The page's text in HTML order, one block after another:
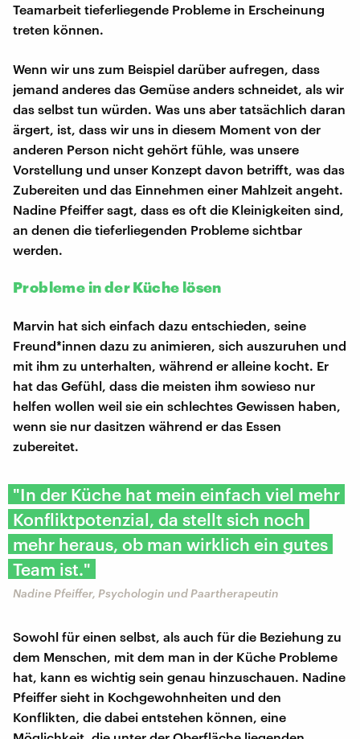
Teamarbeit tieferliegende Probleme in Erscheinung
treten können.
Wenn wir uns zum Beispiel darüber aufregen, dass
jemand anderes das Gemüse anders schneidet, als wir
das selbst tun würden. Was uns aber tatsächlich daran
ärgert, ist, dass wir uns in diesem Moment von der
anderen Person nicht gehört fühle, was unsere
Vorstellung und unser Konzept davon betrifft, was das
Zubereiten und das Einnehmen einer Mahlzeit angeht.
Nadine Pfeiffer sagt, dass es oft die Kleinigkeiten sind,
an denen die tieferliegenden Probleme sichtbar
werden.
Probleme in der Küche lösen
Marvin hat sich einfach dazu entschieden, seine
Freund*innen dazu zu animieren, sich auszuruhen und
mit ihm zu unterhalten, während er alleine kocht. Er
hat das Gefühl, dass die meisten ihm sowieso nur
helfen wollen weil sie ein schlechtes Gewissen haben,
wenn sie nur dasitzen während er das Essen
zubereitet.
"In der Küche hat mein einfach viel mehr
Konfliktpotenzial, da stellt sich noch
mehr heraus, ob man wirklich ein gutes
Team ist."
Nadine Pfeiffer, Psychologin und Paartherapeutin
Sowohl für einen selbst, als auch für die Beziehung zu
dem Menschen, mit dem man in der Küche Probleme
hat, kann es wichtig sein genau hinzuschauen. Nadine
Pfeiffer sieht in Kochgewohnheiten und den
Konflikten, die dabei entstehen können, eine